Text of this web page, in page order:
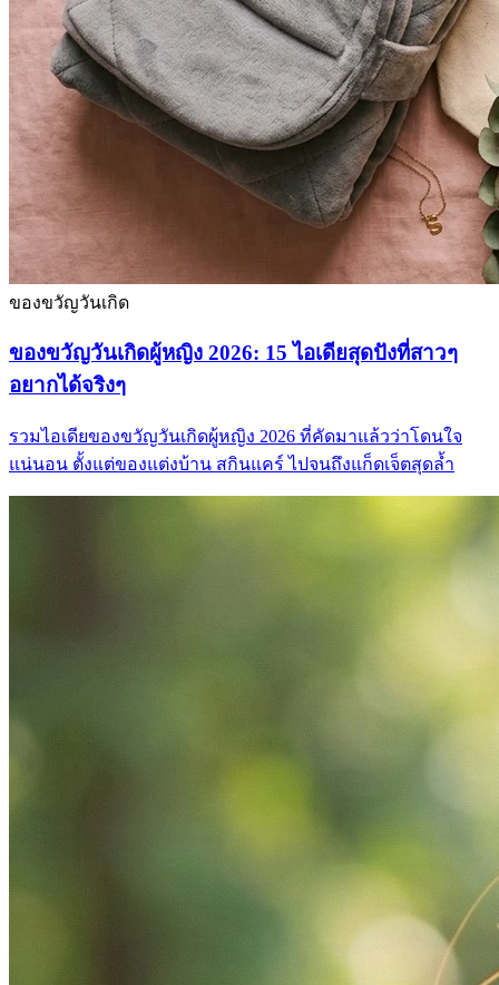
ของขวัญวันเกิด
ของขวัญวันเกิดผู้หญิง 2026: 15 ไอเดียสุดปังที่สาวๆ
อยากได้จริงๆ
รวมไอเดียของขวัญวันเกิดผู้หญิง 2026 ที่คัดมาแล้วว่าโดนใจ
แน่นอน ตั้งแต่ของแต่งบ้าน สกินแคร์ ไปจนถึงแก็ดเจ็ตสุดล้ำ